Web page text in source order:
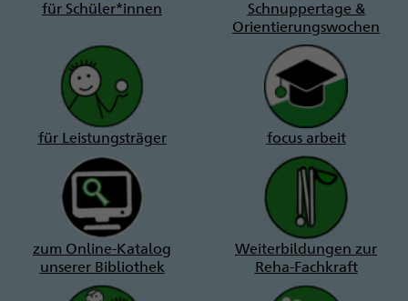
für Schüler*innen
Schnuppertage &
Orientierungswochen
für Leistungsträger focus arbeit
zum Online-Katalog
unserer Bibliothek
Weiterbildungen zur
Reha-Fachkraft